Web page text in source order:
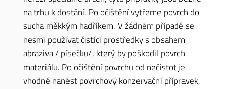
na trhu k dostání. Po očištění vytřeme povrch do
sucha měkkým hadříkem. V žádném případě se
nesmí používat čistící prostředky s obsahem
abraziva / písečku/, který by poškodil povrch
materiálu. Po očištění povrchu od nečistot je
vhodné nanést povrchový konzervační přípravek,